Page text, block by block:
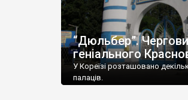
“Дюльбер”.
геніального
У Кореїзі розташовано
палаців.